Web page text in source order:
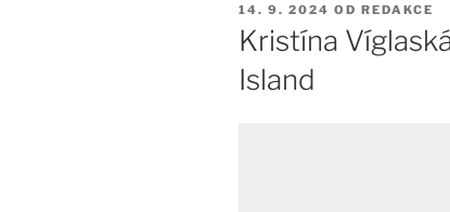
PUBLIKOVÁNO
14. 9. 2024 OD REDAKCE
Kristína
Island